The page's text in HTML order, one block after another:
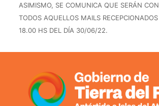
ASIMISMO, SE COMUNICA QUE SERÁN
TODOS AQUELLOS MAILS
18.00 HS DEL DÍA 30/06/22.